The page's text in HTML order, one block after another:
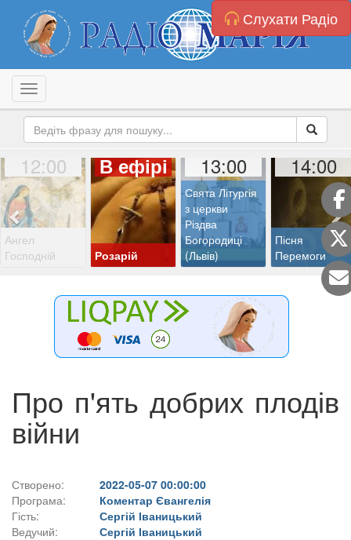
Слухати Радіо
Toggle navigation
12:00
Ангел
Господній
В ефірі
Розарій
13:00
Свята Літургія
з церкви
Різдва
Богородиці
(Львів)
14:00
Пісня
Перемоги
Про п'ять добрих плодів
війни
Створено:
2022-05-07 00:00:00
Програма:
Коментар Євангелія
Гість:
Сергій Іваницький
Ведучий:
Сергій Іваницький